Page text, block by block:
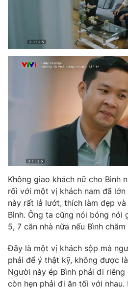
® Cấm sao chép dưới mọi hình thức
thuận bằng văn bản. Ghi rõ nguồn
thông tin từ website này.
Không giao khách nữ cho Bình
rối với một vị khách nam đã
này rất lả lướt, thích làm đẹp
Bình. Ông ta cũng nói bóng nói
5, 7 căn nhà nữa nếu Bình
Đây là một vị khách sộp mà
phải để ý thật kỹ, không được
Người này ép Bình phải đi
còn hẹn phải đi ăn tối với nhau.